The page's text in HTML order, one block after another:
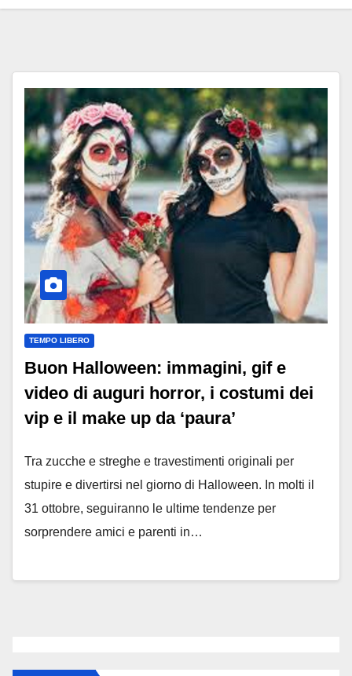
TEMPO LIBERO
Buon Halloween: immagini, gif e
video di auguri horror, i costumi dei
vip e il make up da ‘paura’
Tra zucche e streghe e travestimenti originali per
stupire e divertirsi nel giorno di Halloween. In molti il
31 ottobre, seguiranno le ultime tendenze per
sorprendere amici e parenti in…